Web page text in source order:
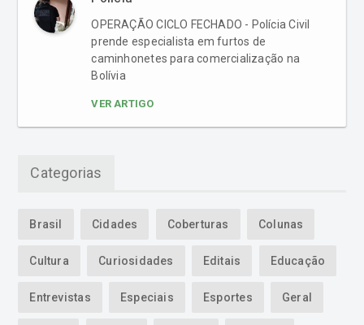
OPERAÇÃO CICLO FECHADO - Polícia Civil
prende especialista em furtos de
caminhonetes para comercialização na
Bolívia
VER ARTIGO
Categorias
Brasil Cidades Coberturas Colunas
Cultura Curiosidades Editais Educação
Entrevistas Especiais Esportes Geral